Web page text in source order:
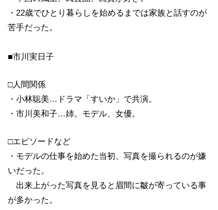
・22歳でひとり暮らしを始めるまでは家族と話すのが
苦手だった。
■市川実日子
□人間関係
・小林聡美…ドラマ「すいか」で共演。
・市川美和子…姉。モデル、女優。
□エピソードなど
・モデルの仕事を始めた当初、写真を撮られるのが嫌
いだった。
出来上がった写真を見ると眉間に皺が寄っている事
が多かった。